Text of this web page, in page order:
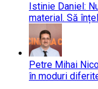
Istinie Daniel:
material. Să
Petre Mihai
în moduri